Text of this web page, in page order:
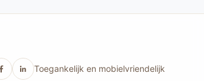
Toegankelijk en mobielvriendelijk